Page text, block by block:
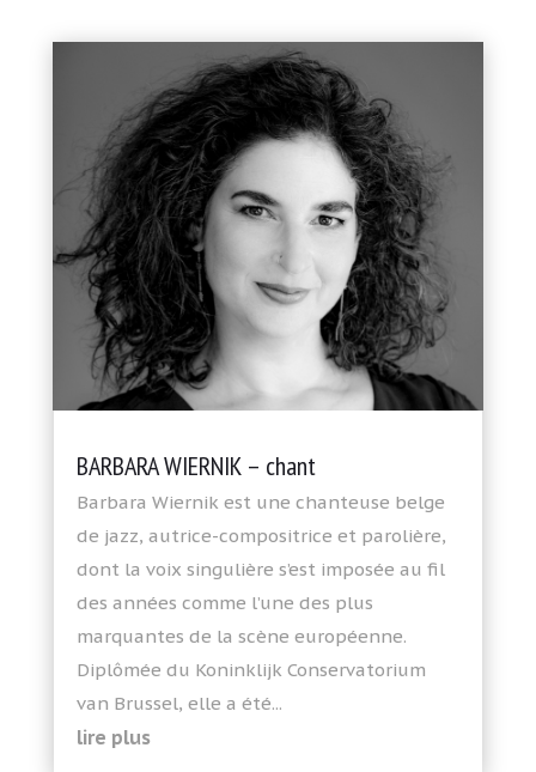
BARBARA WIERNIK – chant
Barbara Wiernik est une chanteuse belge
de jazz, autrice-compositrice et parolière,
dont la voix singulière s’est imposée au fil
des années comme l’une des plus
marquantes de la scène européenne.
Diplômée du Koninklijk Conservatorium
van Brussel, elle a été...
lire plus